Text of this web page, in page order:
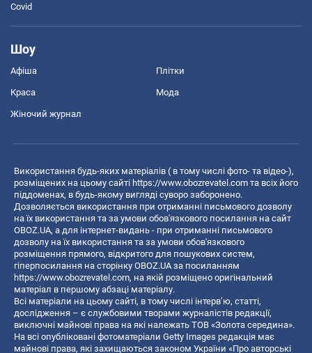
Covid
Шоу
Афіша Плітки
Краса Мода
Жіночий журнал
Використання будь-яких матеріалів ( в тому числі фото- та відео-),
розміщених на цьому сайті https://www.obozrevatel.com та всіх його
піддоменах, в будь-якому вигляді суворо заборонено.
Дозволяється використання при отриманні письмового дозволу
на їх використання та за умови обов'язкового посилання на сайт
OBOZ.UA, а для інтернет-видань - при отриманні письмового
дозволу на їх використання та за умови обов'язкового
розміщення прямого, відкритого для пошукових систем,
гіперпосилання на сторінку OBOZ.UA за посиланням
https://www.obozrevatel.com, на якій розміщено оригінальний
матеріал в першому абзаці матеріалу.
Всі матеріали на цьому сайті, в тому числі інтерв’ю, статті,
дослідження – є службовими творами журналістів редакції,
виключні майнові права на які належать ТОВ «Золота середина».
На всі опубліковані фотоматеріали Getty Images редакція має
майнові права, які захищаються законом України «Про авторські